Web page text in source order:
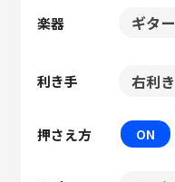
楽器
利き手
押さえ方 ON